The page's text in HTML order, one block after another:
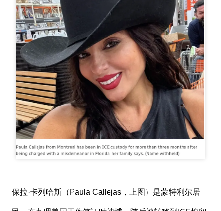
保拉·卡列哈斯（Paula Callejas，上图）是蒙特利尔居